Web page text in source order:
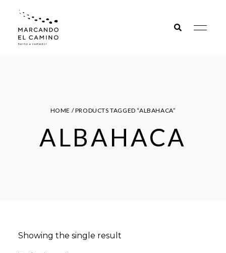
HOME / PRODUCTS TAGGED “ALBAHACA”
ALBAHACA
Showing the single result